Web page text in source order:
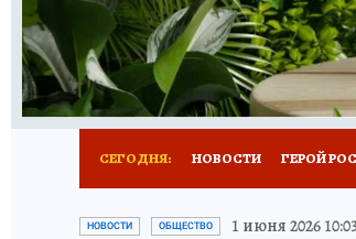
РЕКЛАМА ТЕСТЫ
СЕГОДНЯ: НОВОСТИ ГЕРОЙ
ЗАПОВЕДНАЯ РОССИЯ
НОВОСТИ ОБЩЕСТВО 1 июня 2026